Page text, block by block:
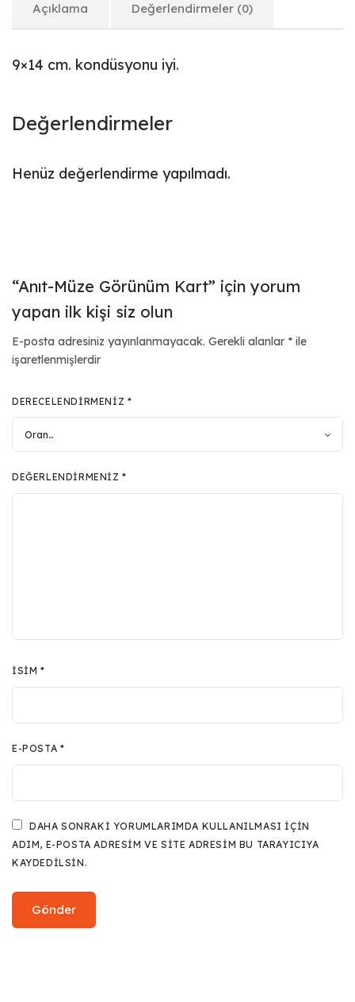
Açıklama Değerlendirmeler (0)
9×14 cm. kondüsyonu iyi.
Değerlendirmeler
Henüz değerlendirme yapılmadı.
“Anıt-Müze Görünüm Kart” için yorum
yapan ilk kişi siz olun
E-posta adresiniz yayınlanmayacak. Gerekli alanlar * ile
işaretlenmişlerdir
DERECELENDIRMENIZ *
DEĞERLENDIRMENIZ*
İSIM*
E-POSTA *
DAHA SONRAKI YORUMLARIMDA KULLANILMASI IÇIN
ADIM, E-POSTA ADRESIM VE SITE ADRESIM BU TARAYICIYA
KAYDEDILSIN.